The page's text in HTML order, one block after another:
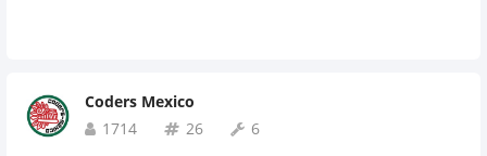
Coders Mexico
1714
26
6